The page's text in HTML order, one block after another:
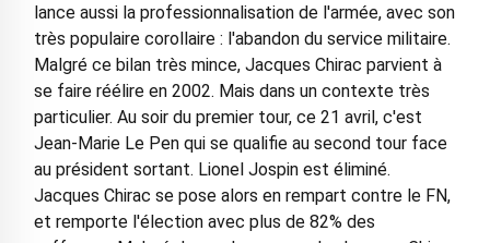
lance aussi la professionnalisation de l'armée, avec son
très populaire corollaire : l'abandon du service militaire.
Malgré ce bilan très mince, Jacques Chirac parvient à
se faire réélire en 2002. Mais dans un contexte très
particulier. Au soir du premier tour, ce 21 avril, c'est
Jean-Marie Le Pen qui se qualifie au second tour face
au président sortant. Lionel Jospin est éliminé.
Jacques Chirac se pose alors en rempart contre le FN,
et remporte l'élection avec plus de 82% des